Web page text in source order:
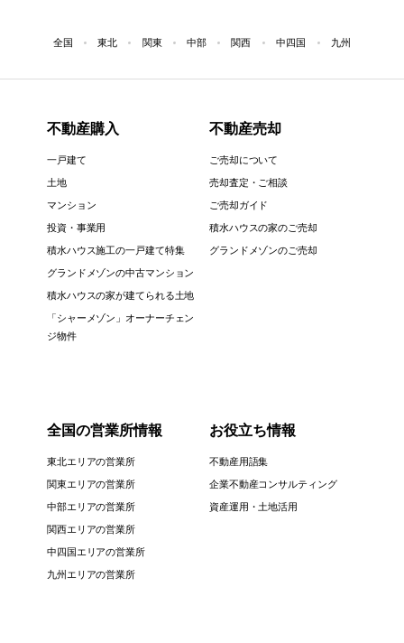
全国 東北 関東 中部 関西 中四国 九州
不動産購入
一戸建て
土地
マンション
投資・事業用
積水ハウス施工の一戸建て特集
グランドメゾンの中古マンション
積水ハウスの家が建てられる土地
「シャーメゾン」オーナーチェン
ジ物件
不動産売却
ご売却について
売却査定・ご相談
ご売却ガイド
積水ハウスの家のご売却
グランドメゾンのご売却
全国の営業所情報
東北エリアの営業所
関東エリアの営業所
中部エリアの営業所
関西エリアの営業所
中四国エリアの営業所
九州エリアの営業所
お役立ち情報
不動産用語集
企業不動産コンサルティング
資産運用・土地活用